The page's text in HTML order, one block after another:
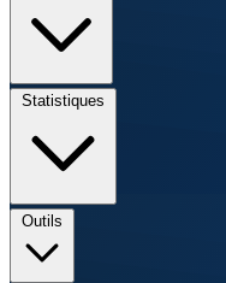
Statistiques
Outils